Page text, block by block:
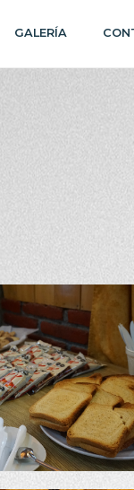
GALERÍA